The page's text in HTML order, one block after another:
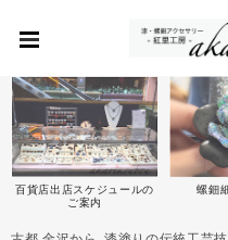
百貨店出店スケジュールの
ご案内
螺鈿